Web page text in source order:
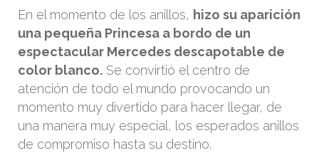
En el momento de los anillos, hizo su aparición
una pequeña Princesa a bordo de un
espectacular Mercedes descapotable de
color blanco. Se convirtió el centro de
atención de todo el mundo provocando un
momento muy divertido para hacer llegar, de
una manera muy especial, los esperados anillos
de compromiso hasta su destino.